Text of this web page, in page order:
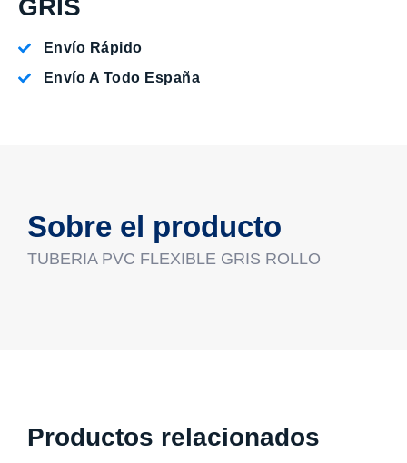
GRIS
Envío Rápido
Envío A Todo España
Sobre el producto
TUBERIA PVC FLEXIBLE GRIS ROLLO
Productos relacionados